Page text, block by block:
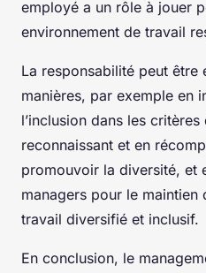
employé a un rôle à jouer
environnement de travail
La responsabilité peut être
manières, par exemple en
l’inclusion dans les
reconnaissant et en
promouvoir la diversité, et
managers pour le maintien
travail diversifié et inclusif.
En conclusion, le